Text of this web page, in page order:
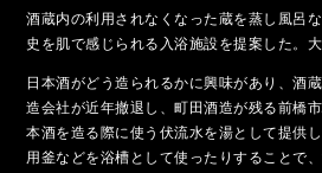
酒蔵内の利用されなくなった蔵を蒸し風呂
史を肌で感じられる入浴施設を提案した。
日本酒がどう造られるかに興味があり、酒
造会社が近年撤退し、町田酒造が残る前橋
本酒を造る際に使う伏流水を湯として提供
用釜などを浴槽として使ったりすることで